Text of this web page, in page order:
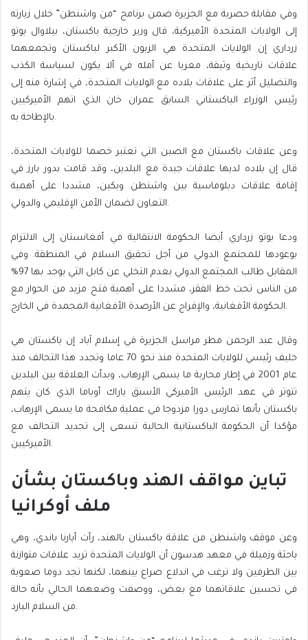
وفي مقابلة حصرية مع الجزيرة ضمن برنامج “من واشنطن” خلال زيارته
إلى الولايات المتحدة الأميركية، قال وزير خارجية باكستان، بيلاوال بوتو
زرداري إن الولايات المتحدة هي الزبون الأكبر لباكستان وتجمعهما
علاقات تاريخية وثيقة، معربا عن أمله في ألا يكون لسياسة الكذب
والتضليل أثر على علاقات بلاده مع الولايات المتحدة، في إشارة منه إلى
رئيس الوزراء الباكستاني السابق عمران خان الذي اتهم الأميركيين
بالإطاحة به.
وعن علاقات باكستان مع الصين التي تعتبر خصما للولايات المتحدة،
قال إن بلاده لديها علاقات جيدة مع البلدين، وقد قامت بدور بارز في
إقامة علاقات دبلوماسية بين واشنطن وبكين، مشددا على أهمية
التعاون لضمان الأمن الإقليمي والدولي.
ودعا بوتو زرداري أيضا الحكومة الانتقالية في أفغانستان إلى الالتزام
بوعودها للمجتمع الدولي من أجل تحقيق السلام في المنطقة. وفي
المقابل طالب المجتمع الدولي بعدم التخلي عن كابل التي يوجد بها 97%
من الناس تحت خط الفقر، مشددا على أهمية فتح مزيد من الحوار مع
الحكومة الأفغانية، والإفراج عن الأرصدة الأفغانية المجمدة في الخارج.
وقال عبد الرحمن مطر مراسل الجزيرة في إسلام آباد إن باكستان هي
حليف رئيسي للولايات المتحدة منذ نحو 70 عاما وتجدد هذا التحالف منذ
عام 2001 في إطار محاربة ما يسمى الإرهاب، وبدأت العلاقة بين البلدين
تتوتر في عهد الرئيس الأميركي الأسبق باراك أوباما الذي كان يتهم
باكستان بأنها تمارس دورا مزدوجا في عملية مكافحة ما يسمى الإرهاب،
مؤكدا أن الحكومة الباكستانية الحالية تسعى إلى تجديد التحالف مع
الأميركيين.
تباين مواقف الهند وباكستان بشأن
ملف أوكرانيا
وعن موقف واشنطن من علاقة باكستان بالهند، رأت أبارنا باندي، وهي
باحثة وزميلة في معهد هدسون أن الولايات المتحدة تريد علاقات متوازنة
بين الطرفين ولا ترغب في اندلاع صراع بينهما، لكنها تجد دوما صعوبة
في تحسين علاقاتهما مع بعض، ووصفت وضعهما الحالي بأنه حالة
من السلام البارد.